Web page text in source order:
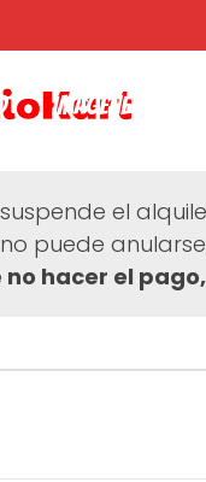
Imagenes
suspende el
puede
no hacer el